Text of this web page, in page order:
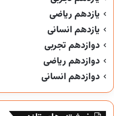
یازدهم ریاضی
یازدهم انسانی
دوازدهم تجربی
دوازدهم ریاضی
دوازدهم انسانی